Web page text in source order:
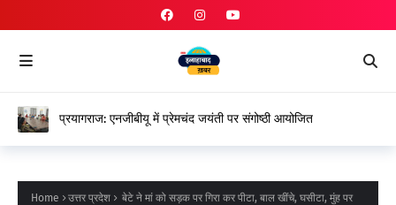
प्रयागराज: एनजीबीयू में प्रेमचंद जयंती पर संगोष्ठी आयोजित
Home उत्तर प्रदेश
बेटे ने मां को सड़क पर गिरा कर पीटा, बाल खींचे, घसीटा, मुंह पर